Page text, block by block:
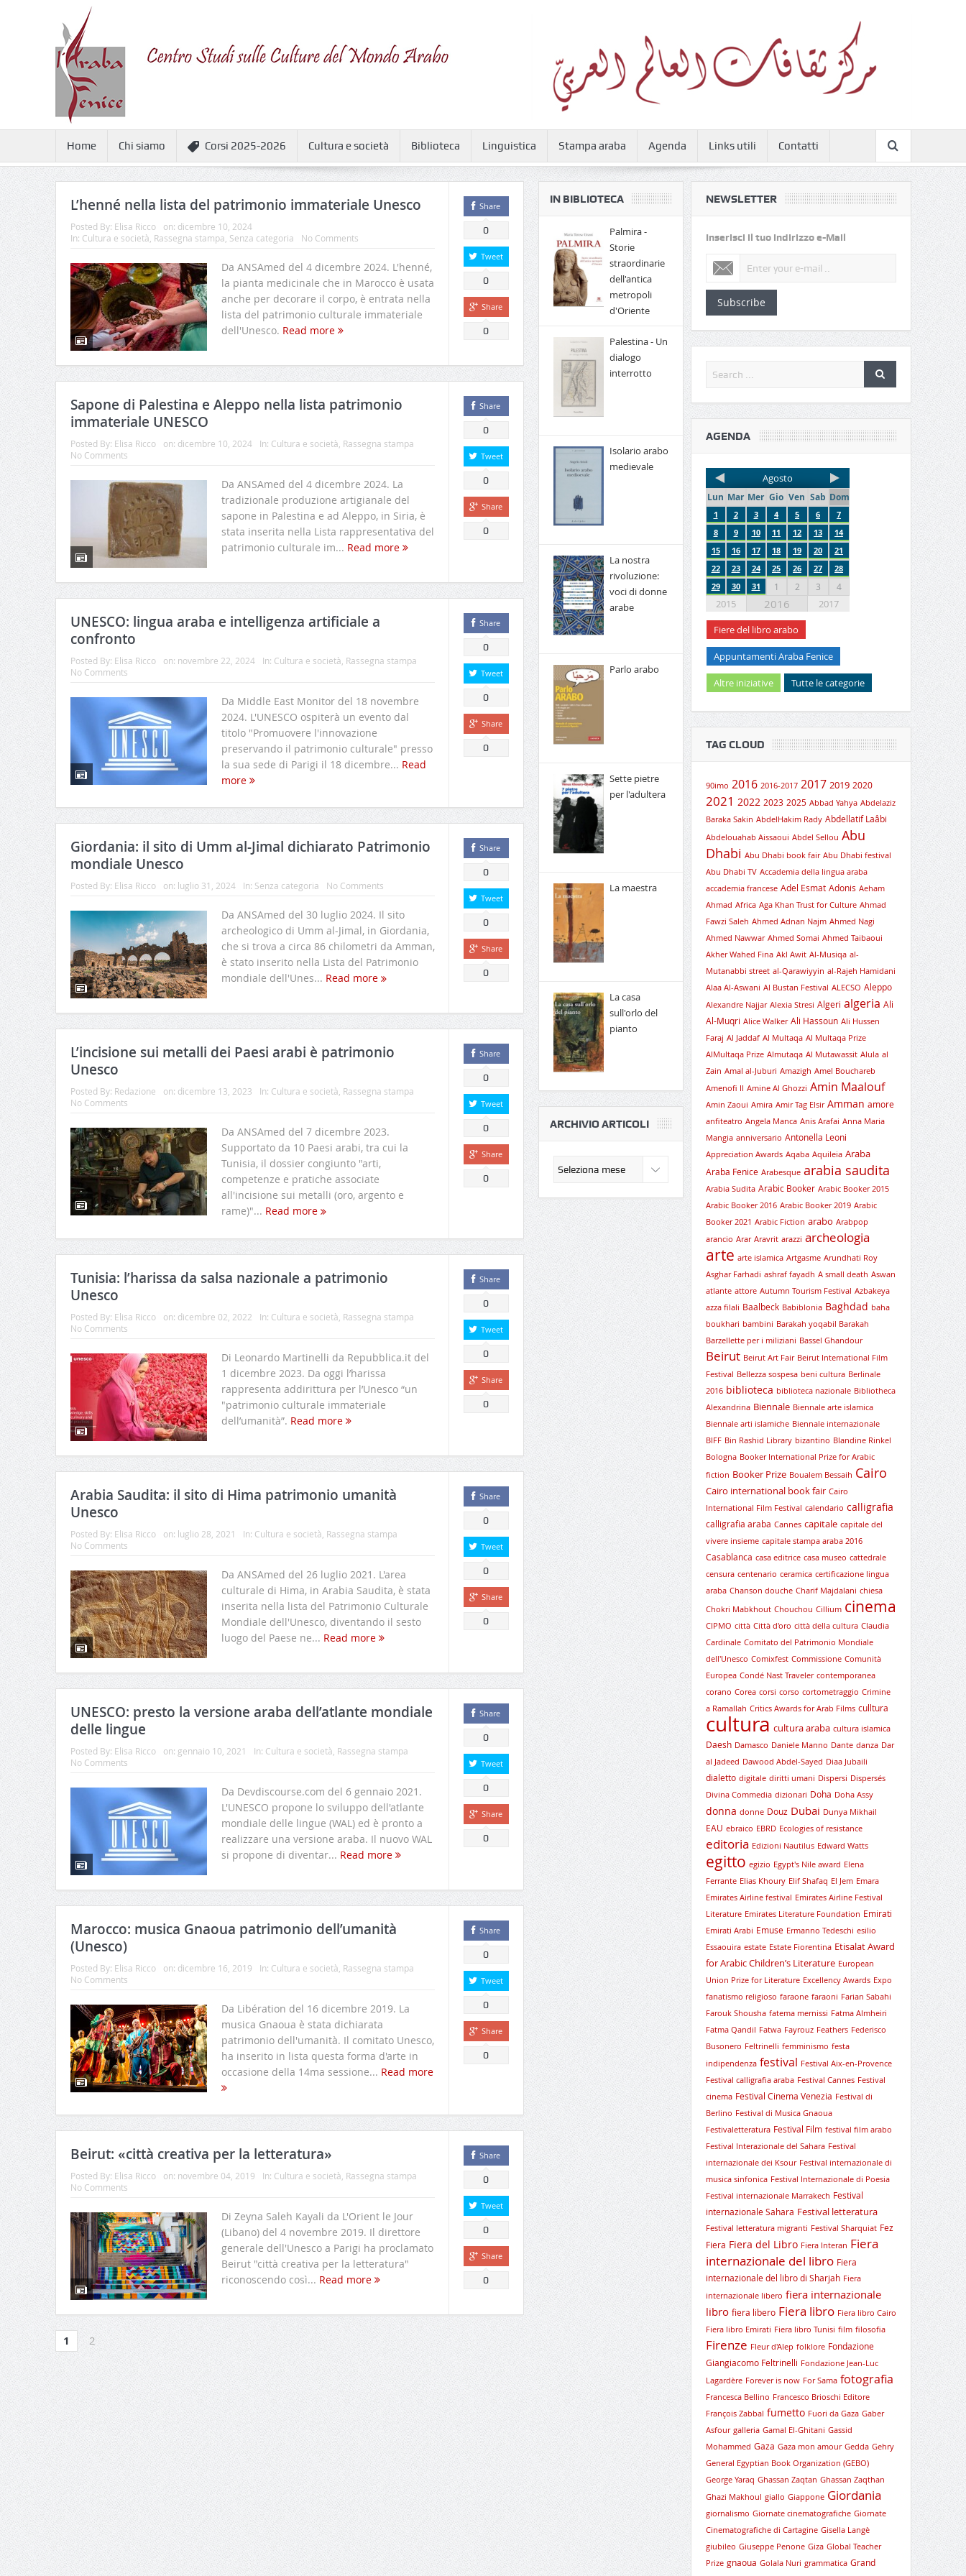
Home Chi siamo Corsi 2025-2026 Cultura e società Biblioteca Linguistica Stampa araba Agenda Links utili Contatti
L’henné nella lista del patrimonio immateriale Unesco
Posted By: Elisa Ricco on: dicembre 10, 2024
In: Cultura e società Rassegna stampa Senza categoria No Comments
Da ANSAmed del 4 dicembre 2024. L'henné,
la pianta medicinale che in Marocco è usata
anche per decorare il corpo, è entrata nella
lista del patrimonio culturale immateriale
dell'Unesco. Read more
Share
0
Tweet
0
Share
0
Sapone di Palestina e Aleppo nella lista patrimonio
immateriale UNESCO
Posted By: Elisa Ricco on: dicembre 10, 2024 In: Cultura e società Rassegna stampa
No Comments
Da ANSAmed del 4 dicembre 2024. La
tradizionale produzione artigianale del
sapone in Palestina e ad Aleppo, in Siria, è
stata inserita nella Lista rappresentativa del
patrimonio culturale im... Read more
Share
0
Tweet
0
Share
0
UNESCO: lingua araba e intelligenza artificiale a
confronto
Posted By: Elisa Ricco on: novembre 22, 2024 In: Cultura e società Rassegna stampa
No Comments
Da Middle East Monitor del 18 novembre
2024. L'UNESCO ospiterà un evento dal
titolo "Promuovere l'innovazione
preservando il patrimonio culturale" presso
la sua sede di Parigi il 18 dicembre... Read
more
Share
0
Tweet
0
Share
0
Giordania: il sito di Umm al-Jimal dichiarato Patrimonio
mondiale Unesco
Posted By: Elisa Ricco on: luglio 31, 2024 In: Senza categoria No Comments
Da ANSAmed del 30 luglio 2024. Il sito
archeologico di Umm al-Jimal, in Giordania,
che si trova a circa 86 chilometri da Amman,
è stato inserito nella Lista del Patrimonio
mondiale dell'Unes... Read more
Share
0
Tweet
0
Share
0
L’incisione sui metalli dei Paesi arabi è patrimonio
Unesco
Posted By: Redazione on: dicembre 13, 2023 In: Cultura e società, Rassegna stampa
No Comments
Da ANSAmed del 7 dicembre 2023.
Supportato da 10 Paesi arabi, tra cui la
Tunisia, il dossier congiunto "arti,
competenze e pratiche associate
all'incisione sui metalli (oro, argento e
rame)"... Read more
Share
0
Tweet
0
Share
0
Tunisia: l’harissa da salsa nazionale a patrimonio
Unesco
Posted By: Elisa Ricco on: dicembre 02, 2022 In: Cultura e società Rassegna stampa
No Comments
Di Leonardo Martinelli da Repubblica.it del
1 dicembre 2023. Da oggi l’harissa
rappresenta addirittura per l’Unesco “un
"patrimonio culturale immateriale
dell’umanità”. Read more
Share
0
Tweet
0
Share
0
Arabia Saudita: il sito di Hima patrimonio umanità
Unesco
Posted By: Elisa Ricco on: luglio 28, 2021 In: Cultura e società Rassegna stampa
No Comments
Da ANSAmed del 26 luglio 2021. L'area
culturale di Hima, in Arabia Saudita, è stata
inserita nella lista del Patrimonio Culturale
Mondiale dell'Unesco, diventando il sesto
luogo del Paese ne... Read more
Share
0
Tweet
0
Share
0
UNESCO: presto la versione araba dell’atlante mondiale
delle lingue
Posted By: Elisa Ricco on: gennaio 10, 2021 In: Cultura e società Rassegna stampa
No Comments
Da Devdiscourse.com del 6 gennaio 2021.
L'UNESCO propone lo sviluppo dell'atlante
mondiale delle lingue (WAL) ed è pronto a
realizzare una versione araba. Il nuovo WAL
si propone di diventar... Read more
Share
0
Tweet
0
Share
0
Marocco: musica Gnaoua patrimonio dell’umanità
(Unesco)
Posted By: Elisa Ricco on: dicembre 16, 2019 In: Cultura e società Rassegna stampa
No Comments
Da Libération del 16 dicembre 2019. La
musica Gnaoua è stata dichiarata
patrimonio dell'umanità. Il comitato Unesco,
ha inserito in lista questa forma d'arte in
occasione della 14ma sessione... Read more
Share
0
Tweet
0
Share
0
Beirut: «città creativa per la letteratura»
Posted By: Elisa Ricco on: novembre 04, 2019 In: Cultura e società Rassegna stampa
No Comments
Di Zeyna Saleh Kayali da L'Orient le Jour
(Libano) del 4 novembre 2019. Il direttore
generale dell'Unesco a Parigi ha proclamato
Beirut "città creativa per la letteratura"
riconoscendo così... Read more
Share
0
Tweet
0
Share
0
1 2
IN BIBLIOTECA
Palmira -
Storie
straordinarie
dell'antica
metropoli
d'Oriente
Palestina - Un
dialogo
interrotto
Isolario arabo
medievale
La nostra
rivoluzione:
voci di donne
arabe
Parlo arabo
Sette pietre
per l'adultera
La maestra
La casa
sull'orlo del
pianto
ARCHIVIO ARTICOLI
NEWSLETTER
Inserisci il tuo indirizzo e-Mail
Subscribe
AGENDA
Agosto
Lun Mar Mer Gio Ven Sab Dom
1 2 3 4 5 6
7
8
9 10 11 12 13
14
15
16 17 18 19 20
21
22
23 24 25 26 27
28
29
30 31 1 2 3 4
2015 2016
2017
Fiere del libro arabo
Appuntamenti Araba Fenice
Altre iniziative Tutte le categorie
TAG CLOUD
90imo 2016 2016-2017 2017 2019 2020
2021 2022 2023 2025 Abbad Yahya Abdelaziz
Baraka Sakin AbdelHakim Rady Abdellatif Laâbi
Abdelouahab Aissaoui Abdel Sellou Abu
Dhabi Abu Dhabi book fair Abu Dhabi festival
Abu Dhabi TV Accademia della lingua araba
accademia francese Adel Esmat Adonis Aeham
Ahmad Africa Aga Khan Trust for Culture Ahmad
Fawzi Saleh Ahmed Adnan Najm Ahmed Nagi
Ahmed Nawwar Ahmed Somai Ahmed Taibaoui
Akher Wahed Fina Akl Awit Al-Musiqa al-
Mutanabbi street al-Qarawiyyin al-Rajeh Hamidani
Alaa Al-Aswani Al Bustan Festival ALECSO Aleppo
Alexandre Najjar Alexia Stresi Algeri algeria Ali
Al-Muqri Alice Walker Ali Hassoun Ali Hussen
Faraj Al Jaddaf Al Multaqa Al Multaqa Prize
AlMultaqa Prize Almutaqa Al Mutawassit Alula al
Zain Amal al-Juburi Amazigh Amel Bouchareb
Amenofi II Amine Al Ghozzi Amin Maalouf
Amin Zaoui Amira Amir Tag Elsir Amman amore
anfiteatro Angela Manca Anis Arafai Anna Maria
Mangia anniversario Antonella Leoni
Appreciation Awards Aqaba Aquileia Araba
Araba Fenice Arabesque arabia saudita
Arabia Sudita Arabic Booker Arabic Booker 2015
Arabic Booker 2016 Arabic Booker 2019 Arabic
Booker 2021 Arabic Fiction arabo Arabpop
arancio Arar Aravrit arazzi archeologia
arte arte islamica Artgasme Arundhati Roy
Asghar Farhadi ashraf fayadh A small death Aswan
atlante attore Autumn Tourism Festival Azbakeya
azza filali Baalbeck Babiblonia Baghdad baha
boukhari bambini Barakah yoqabil Barakah
Barzellette per i miliziani Bassel Ghandour
Beirut Beirut Art Fair Beirut International Film
Festival Bellezza sospesa beni cultura Berlinale
2016 biblioteca biblioteca nazionale Bibliotheca
Alexandrina Biennale Biennale arte islamica
Biennale arti islamiche Biennale internazionale
BIFF Bin Rashid Library bizantino Blandine Rinkel
Bologna Booker International Prize for Arabic
fiction Booker Prize Boualem Bessaih Cairo
Cairo international book fair Cairo
International Film Festival calendario calligrafia
calligrafia araba Cannes capitale capitale del
vivere insieme capitale stampa araba 2016
Casablanca casa editrice casa museo cattedrale
censura centenario ceramica certificazione lingua
araba Chanson douche Charif Majdalani chiesa
Chokri Mabkhout Chouchou Cillium cinema
CIPMO città Città d'oro città della cultura Claudia
Cardinale Comitato del Patrimonio Mondiale
dell'Unesco Comixfest Commissione Comunità
Europea Condé Nast Traveler contemporanea
corano Corea corsi corso cortometraggio Crimine
a Ramallah Critics Awards for Arab Films culltura
cultura cultura araba cultura islamica
Daesh Damasco Daniele Manno Dante danza Dar
al Jadeed Dawood Abdel-Sayed Diaa Jubaili
dialetto digitale diritti umani Dispersi Dispersés
Divina Commedia dizionari Doha Doha Assy
donna donne Douz Dubai Dunya Mikhail
EAU ebraico EBRD Ecologies of resistance
editoria Edizioni Nautilus Edward Watts
egitto egizio Egypt's Nile award Elena
Ferrante Elias Khoury Elif Shafaq El Jem Emara
Emirates Airline festival Emirates Airline Festival
Literature Emirates Literature Foundation Emirati
Emirati Arabi Emuse Ermanno Tedeschi esilio
Essaouira estate Estate Fiorentina Etisalat Award
for Arabic Children’s Literature European
Union Prize for Literature Excellency Awards Expo
fanatismo religioso faraone faraoni Farian Sabahi
Farouk Shousha fatema mernissi Fatma Almheiri
Fatma Qandil Fatwa Fayrouz Feathers Federisco
Busonero Feltrinelli femminismo festa
indipendenza festival Festival Aix-en-Provence
Festival calligrafia araba Festival Cannes Festival
cinema Festival Cinema Venezia Festival di
Berlino Festival di Musica Gnaoua
Festivaletteratura Festival Film festival film arabo
Festival Interazionale del Sahara Festival
internazionale dei Ksour Festival internazionale di
musica sinfonica Festival Internazionale di Poesia
Festival internazionale Marrakech Festival
internazionale Sahara Festival letteratura
Festival letteratura migranti Festival Sharquiat Fez
Fiera Fiera del Libro Fiera Interan Fiera
internazionale del libro Fiera
internazionale del libro di Sharjah Fiera
internazionale libero fiera internazionale
libro fiera libero Fiera libro Fiera libro Cairo
Fiera libro Emirati Fiera libro Tunisi film filosofia
Firenze Fleur d'Alep folklore Fondazione
Giangiacomo Feltrinelli Fondazione Jean-Luc
Lagardère Forever is now For Sama fotografia
Francesca Bellino Francesco Brioschi Editore
François Zabbal fumetto Fuori da Gaza Gaber
Asfour galleria Gamal El-Ghitani Gassid
Mohammed Gaza Gaza mon amour Gedda Gehry
General Egyptian Book Organization (GEBO)
George Yaraq Ghassan Zaqtan Ghassan Zaqthan
Ghazi Makhoul giallo Giappone Giordania
giornalismo Giornate cinematografiche Giornate
Cinematografiche di Cartagine Gisella Langè
giubileo Giuseppe Penone Giza Global Teacher
Prize gnaoua Golala Nuri grammatica Grand